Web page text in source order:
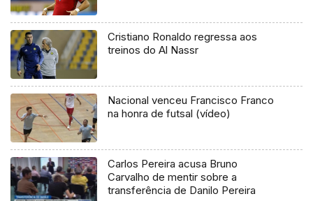
Cristiano Ronaldo regressa aos
treinos do Al Nassr
Nacional venceu Francisco Franco
na honra de futsal (vídeo)
Carlos Pereira acusa Bruno
Carvalho de mentir sobre a
transferência de Danilo Pereira